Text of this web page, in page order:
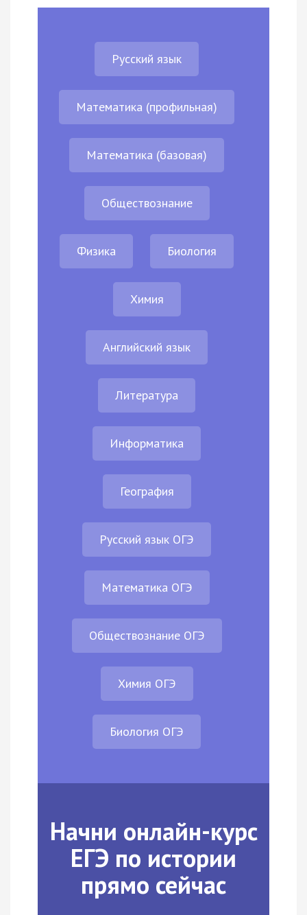
Русский язык
Математика (профильная)
Математика (базовая)
Обществознание
Физика Биология
Химия
Английский язык
Литература
Информатика
География
Русский язык ОГЭ
Математика ОГЭ
Обществознание ОГЭ
Химия ОГЭ
Биология ОГЭ
Начни онлайн-курс
ЕГЭ по истории
прямо сейчас